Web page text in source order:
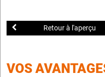
Retour à l'aperçu
VOS